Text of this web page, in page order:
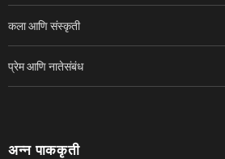
कला आणि संस्कृती
प्रेम आणि नातेसंबंध
अन्न पाककृती